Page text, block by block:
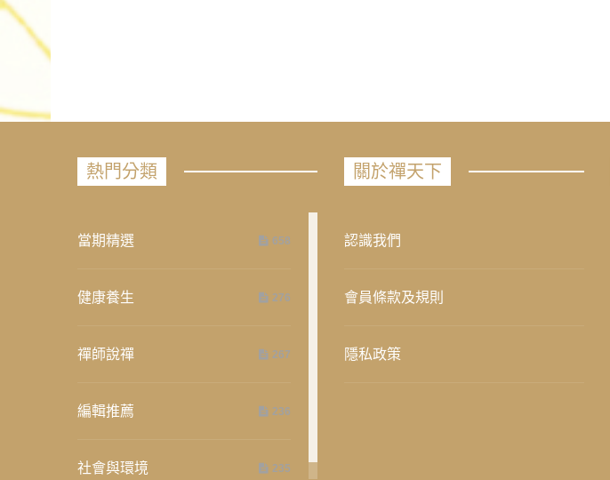
熱門分類
當期精選 658
健康養生 276
禪師說禪 267
編輯推薦 236
社會與環境 235
關於禪天下
認識我們
會員條款及規則
隱私政策